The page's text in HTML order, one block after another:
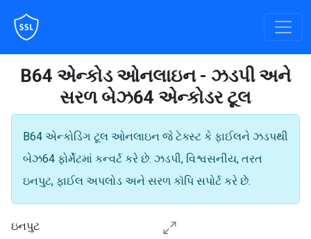
B64 એન્કોડ ઓનલાઇન - ઝડપી અને
સરળ બેઝ64 એન્કોડર ટૂલ
B64 એન્કોડિંગ ટૂલ ઓનલાઇન જે ટેક્સ્ટ કે ફાઈલને ઝડપથી
બેઝ64 ફોર્મેટમાં કન્વર્ટ કરે છે. ઝડપી, વિશ્વસનીય, તરત
ઇનપુટ, ફાઈલ અપલોડ અને સરળ કૉપિ સપોર્ટ કરે છે.
ઇનપુટ